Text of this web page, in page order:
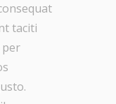
taciti
per